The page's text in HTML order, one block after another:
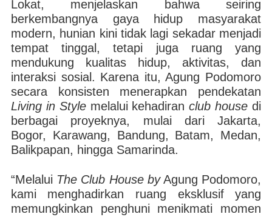
Lokat, menjelaskan bahwa seiring
berkembangnya gaya hidup masyarakat
modern, hunian kini tidak lagi sekadar menjadi
tempat tinggal, tetapi juga ruang yang
mendukung kualitas hidup, aktivitas, dan
interaksi sosial. Karena itu, Agung Podomoro
secara konsisten menerapkan pendekatan
Living in Stylemelalui kehadiranclub house di
berbagai proyeknya, mulai dari Jakarta,
Bogor, Karawang, Bandung, Batam, Medan,
Balikpapan, hingga Samarinda.
“Melalui The Club House byAgung Podomoro,
kami menghadirkan ruang eksklusif yang
memungkinkan penghuni menikmati momen